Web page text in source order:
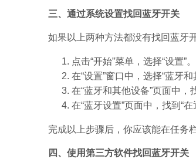
三、通过系统设置找回蓝牙开关
如果以上两种方法都没有找回蓝牙
点击“开始”菜单，选择“设置”。
在“设置”窗口中，选择“蓝牙和
在“蓝牙和其他设备”页面中，
在“蓝牙设置”页面中，找到“
完成以上步骤后，你应该能在任务
四、使用第三方软件找回蓝牙开关